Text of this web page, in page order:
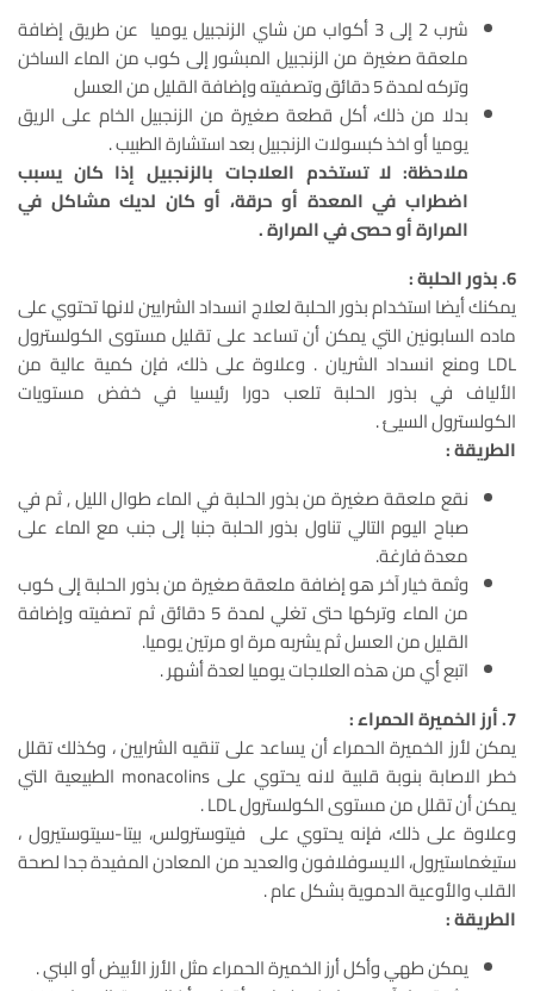
شرب 2 إلى 3 أكواب من شاي الزنجبيل يوميا عن طريق إضافة
ملعقة صغيرة من الزنجبيل المبشور إلى كوب من الماء الساخن
وتركه لمدة 5 دقائق وتصفيته وإضافة القليل من العسل
بدلا من ذلك، أكل قطعة صغيرة من الزنجبيل الخام على الريق
يوميا أو اخذ كبسولات الزنجبيل بعد استشارة الطبيب .
ملاحظة: لا تستخدم العلاجات بالزنجبيل إذا كان يسبب
اضطراب في المعدة أو حرقة، أو كان لديك مشاكل في
المرارة أو حصى في المرارة .
6. بذور الحلبة :
يمكنك أيضا استخدام بذور الحلبة لعلاج انسداد الشرايين لانها تحتوي على
ماده السابونين التي يمكن أن تساعد على تقليل مستوى الكولسترول
LDL ومنع انسداد الشريان . وعلاوة على ذلك، فإن كمية عالية من
الألياف في بذور الحلبة تلعب دورا رئيسيا في خفض مستويات
الكولسترول السيئ .
الطريقة :
نقع ملعقة صغيرة من بذور الحلبة في الماء طوال الليل , ثم في
صباح اليوم التالي تناول بذور الحلبة جنبا إلى جنب مع الماء على
معدة فارغة.
وثمة خيار آخر هو إضافة ملعقة صغيرة من بذور الحلبة إلى كوب
من الماء وتركها حتى تغلي لمدة 5 دقائق ثم تصفيته وإضافة
القليل من العسل ثم يشربه مرة او مرتين يوميا.
اتبع أي من هذه العلاجات يوميا لعدة أشهر .
7. أرز الخميرة الحمراء :
يمكن لأرز الخميرة الحمراء أن يساعد على تنقيه الشرايين ، وكذلك تقلل
خطر الاصابة بنوبة قلبية لانه يحتوي على monacolins الطبيعية التي
يمكن أن تقلل من مستوى الكولسترول LDL .
وعلاوة على ذلك، فإنه يحتوي على فيتوسترولس، بيتا-سيتوستيرول ،
ستيغماستيرول، الايسوفلافون والعديد من المعادن المفيدة جدا لصحة
القلب والأوعية الدموية بشكل عام .
الطريقة :
يمكن طهي وأكل أرز الخميرة الحمراء مثل الأرز الأبيض أو البني .